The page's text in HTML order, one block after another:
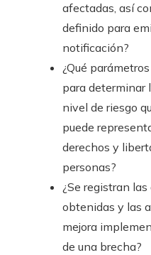
afectadas, así
definido para
notificación?
¿Qué
para determinar
nivel de riesgo
puede
derechos y
personas?
¿Se registran
obtenidas y las
mejora
de una brecha?